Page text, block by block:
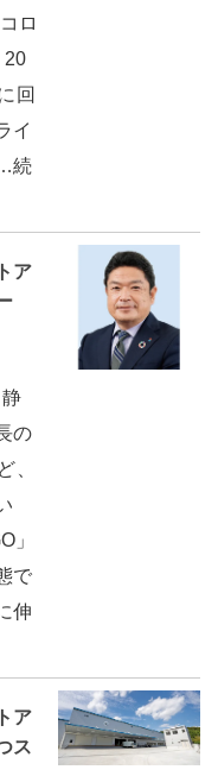
ロ
20
回
イ
続
ア
の
、
」
で
伸
ア
ス